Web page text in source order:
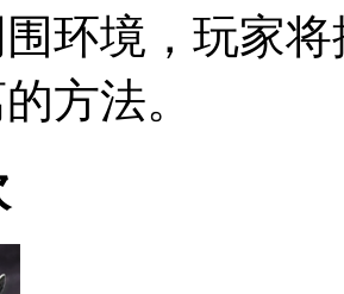
环境，玩家
方法。